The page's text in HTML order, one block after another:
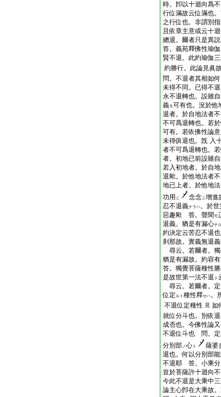
時。卽以十迴向爲
行位滿故云位滿也
之行位也。非謂別
且依章主意或云十
總退。爾者只是異
答。義苑釋佛性瑜
賢不退。此約瑜伽
約勝行。此論見眞
問。不退者其相如
未得不同。已得不
永不退轉也。設雖
義モ可有也。況於他
退者。於自地法者
不可爲退轉也。若
可有。若依佛性論
未得俱退也。旣 入
者不可爲退轉也。
者。初地已前設雖
若入初地者。於自
退歟。於他地法者
地已上者。於他地
功用 ニ 念念ニ增進
忍不退義ナラハ。於
惡趣歟 答。聲聞モ
退義。猶是有漏心ナ
約決定云苦忍不退
刹那故。實義無退
尋云。若爾者。
猶是有漏故。約容
答。獨覺菩薩種性
是故世第一法不退 ト
尋云。若爾者。
位定ルト 種性釋セハ。
不退位定種性 見 如
就位分斗也。別依
成否也。今佛性論
不退位斗也 問。定
分別部ノ心 ト
薩婆
退也。何以分別部
不退耶 答。小乘分
豈於菩薩許十迴向
今此不退是大乘中
論主心卽在大乘故